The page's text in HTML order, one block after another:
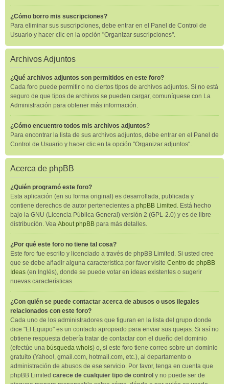
¿Cómo borro mis suscripciones?
Para eliminar sus suscripciones, debe entrar en el Panel de Control de
Usuario y hacer clic en la opción "Organizar suscripciones".
Archivos Adjuntos
¿Qué archivos adjuntos son permitidos en este foro?
Cada foro puede permitir o no ciertos tipos de archivos adjuntos. Si no está
seguro de que tipos de archivos se pueden cargar, comuníquese con La
Administración para obtener más información.
¿Cómo encuentro todos mis archivos adjuntos?
Para encontrar la lista de sus archivos adjuntos, debe entrar en el Panel de
Control de Usuario y hacer clic en la opción "Organizar adjuntos".
Acerca de phpBB
¿Quién programó este foro?
Esta aplicación (en su forma original) es desarrollada, publicada y
contiene derechos de autor pertenecientes a phpBB Limited . Está hecho
bajo la GNU (Licencia Pública General) versión 2 (GPL-2.0) y es de libre
distribución. Vea About phpBB para más detalles.
¿Por qué este foro no tiene tal cosa?
Este foro fue escrito y licenciado a través de phpBB Limited. Si usted cree
que se debe añadir alguna característica por favor visite Centro de phpBB
Ideas (en Inglés), donde se puede votar en ideas existentes o sugerir
nuevas características.
¿Con quién se puede contactar acerca de abusos o usos ilegales
relacionados con este foro?
Cada uno de los administradores que figuran en la lista del grupo donde
dice "El Equipo" es un contacto apropiado para enviar sus quejas. Si así no
obtiene respuesta debería tratar de contactar con el dueño del dominio
(efectúe una búsqueda whois) o, si este foro tiene correo sobre un dominio
gratuito (Yahoo!, gmail.com, hotmail.com, etc.), al departamento o
administración de abusos de ese servicio. Por favor, tenga en cuenta que
phpBB Limited carece de cualquier tipo de control y no puede ser de